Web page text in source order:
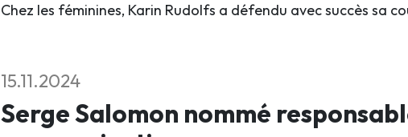
Chez les féminines, Karin Rudolfs a défendu avec succès sa
15.11.2024
Serge Salomon nommé